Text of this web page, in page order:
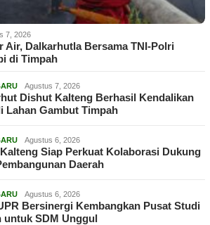
7, 2026
Air, Dalkarhutla Bersama TNI-Polri
di Timpah
Agustus 7, 2026
Dishut Kalteng Berhasil Kendalikan
Lahan Gambut Timpah
Agustus 6, 2026
Siap Perkuat Kolaborasi Dukung
Daerah
Agustus 6, 2026
Bersinergi Kembangkan Pusat Studi
untuk SDM Unggul